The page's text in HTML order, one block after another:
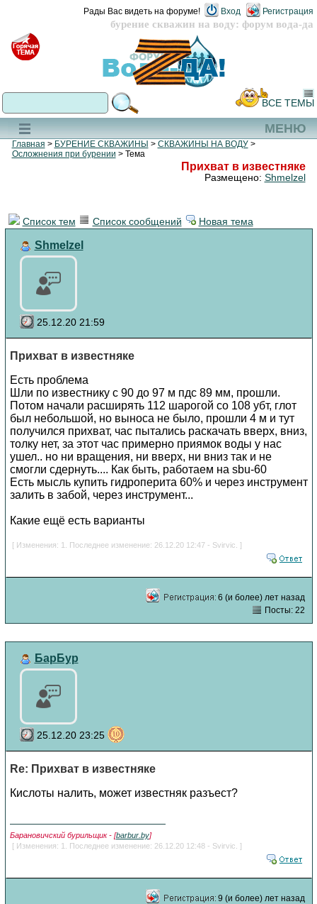
бурение скважин на воду: форум вода-да
Рады Вас видеть на форуме! Вход Регистрация
МЕНЮ
ВСЕ ТЕМЫ
Главная > БУРЕНИЕ СКВАЖИНЫ > СКВАЖИНЫ НА ВОДУ>
Осложнения при бурении > Тема
Прихват в известняке
Размещено: Shmelzel
Список тем Список сообщений Новая тема
Shmelzel
25.12.20 21:59
Прихват в известняке
Есть проблема
Шли по известнику с 90 до 97 м пдс 89 мм, прошли.
Потом начали расширять 112 шарогой со 108 убт, глот
был небольшой, но выноса не было, прошли 4 м и тут
получился прихват, час пытались раскачать вверх, вниз,
толку нет, за этот час примерно приямок воды у нас
ушел.. но ни вращения, ни вверх, ни вниз так и не
смогли сдернуть.... Как быть, работаем на sbu-60
Есть мысль купить гидроперита 60% и через инструмент
залить в забой, через инструмент...
Какие ещё есть варианты
[ Изменения: 1. Последнее изменение: 26.12.20 12:47 - Svirvic. ]
6 (и более) лет назад
Посты: 22
БарБур
25.12.20 23:25
Re: Прихват в известняке
Кислоты налить, может известняк разъест?
Барановичский бурильщик - [barbur.by]
[ Изменения: 1. Последнее изменение: 26.12.20 12:48 - Svirvic. ]
9 (и более) лет назад